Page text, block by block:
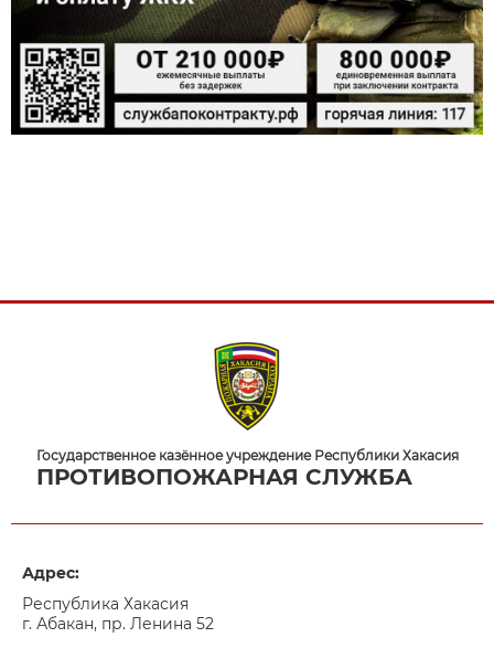
Государственное казённое учреждение Республики Хакасия
ПРОТИВОПОЖАРНАЯ СЛУЖБА
Адрес:
Республика Хакасия
г. Абакан, пр. Ленина 52